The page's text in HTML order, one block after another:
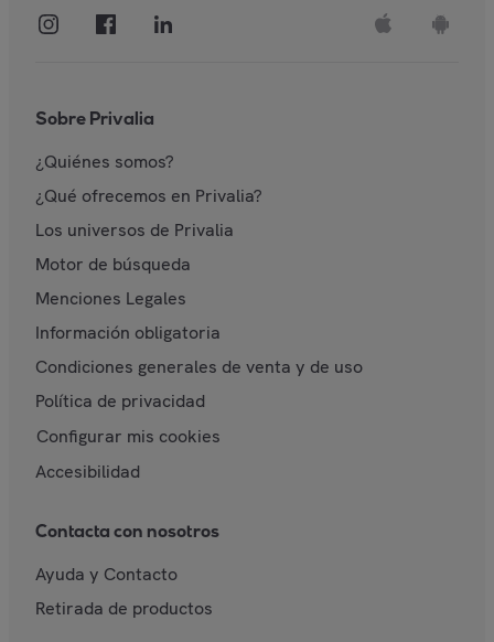
Sobre Privalia
¿Quiénes somos?
¿Qué ofrecemos en Privalia?
Los universos de Privalia
Motor de búsqueda
Menciones Legales
Información obligatoria
Condiciones generales de venta y de uso
Política de privacidad
Configurar mis cookies
Accesibilidad
Contacta con nosotros
Ayuda y Contacto
Retirada de productos